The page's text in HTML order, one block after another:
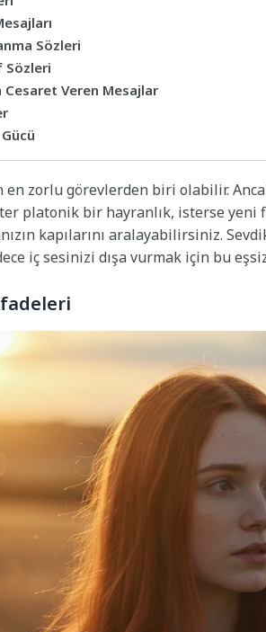
Sözleri
Sözleri
Cesaret Veren Mesajlar
en zorlu görevlerden biri olabilir.
platonik bir hayranlık, isterse
kapılarını aralayabilirsiniz.
iç sesinizi dışa vurmak için bu